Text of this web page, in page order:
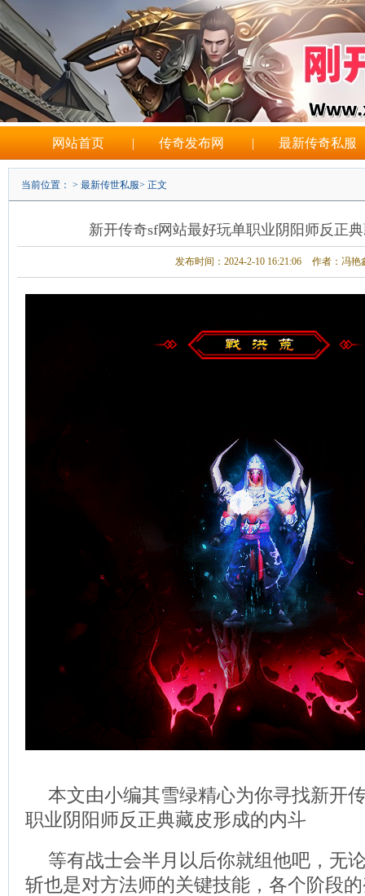
网站首页 | 传奇发布网 | 最新传奇私服
当前位置： > 最新传世私服> 正文
新开传奇sf网站最好玩单职业阴阳师反正
发布时间：2024-2-10 16:21:06 作者：冯艳
本文由小编其雪绿精心为你寻找新开
职业阴阳师反正典藏皮形成的内斗
等有战士会半月以后你就组他吧，无
斩也是对方法师的关键技能，各个阶段